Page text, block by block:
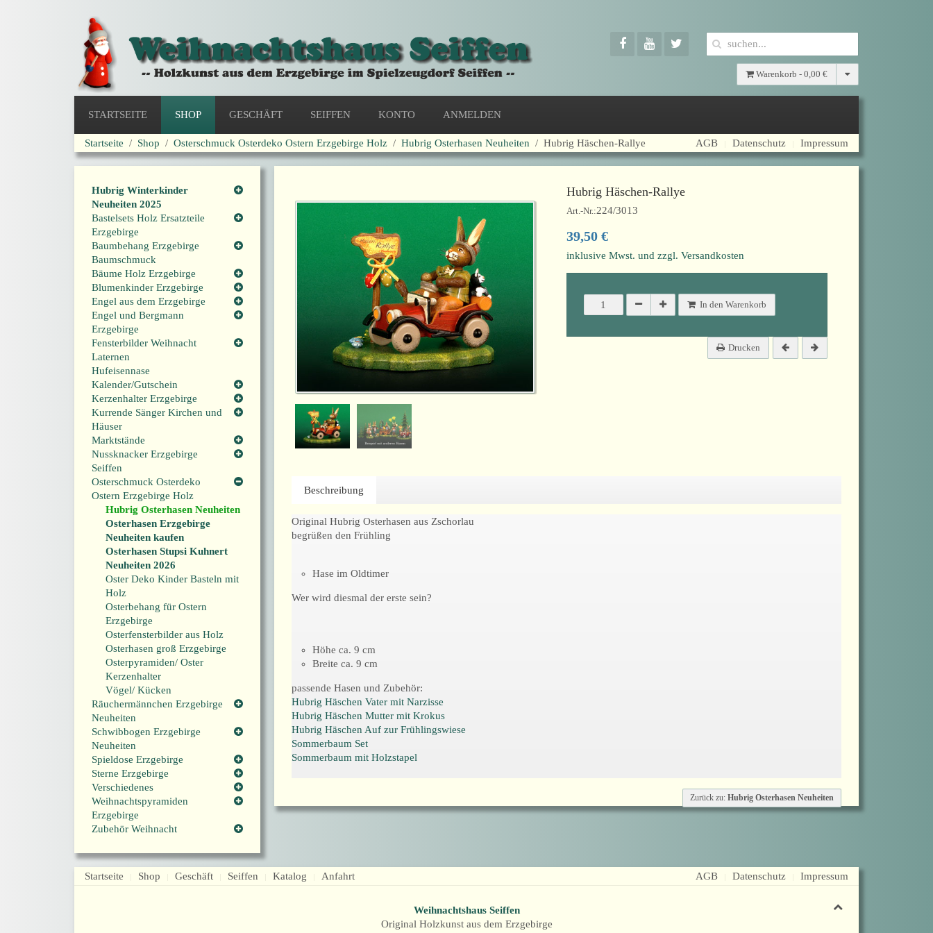
Warenkorb - 0,00 €
STARTSEITE SHOP GESCHÄFT SEIFFEN KONTO ANMELDEN
Startseite Shop Osterschmuck Osterdeko Ostern Erzgebirge Holz Hubrig Osterhasen Neuheiten Hubrig Häschen-Rallye AGB Datenschutz Impressum
Hubrig Häschen-Rallye
Art.-Nr.:224/3013
39,50 €
inklusive Mwst. und zzgl. Versandkosten
In den Warenkorb
Drucken
Beschreibung
Original Hubrig Osterhasen aus Zschorlau
begrüßen den Frühling
Hase im Oldtimer
Wer wird diesmal der erste sein?
Höhe ca. 9 cm
Breite ca. 9 cm
passende Hasen und Zubehör:
Hubrig Häschen Vater mit Narzisse
Hubrig Häschen Mutter mit Krokus
Hubrig Häschen Auf zur Frühlingswiese
Sommerbaum Set
Sommerbaum mit Holzstapel
Zurück zu: Hubrig Osterhasen Neuheiten
Hubrig Winterkinder
Neuheiten 2025
Bastelsets Holz Ersatzteile
Erzgebirge
Baumbehang Erzgebirge
Baumschmuck
Bäume Holz Erzgebirge
Blumenkinder Erzgebirge
Engel aus dem Erzgebirge
Engel und Bergmann
Erzgebirge
Fensterbilder Weihnacht
Laternen
Hufeisennase
Kalender/Gutschein
Kerzenhalter Erzgebirge
Kurrende Sänger Kirchen und
Häuser
Marktstände
Nussknacker Erzgebirge
Seiffen
Osterschmuck Osterdeko
Ostern Erzgebirge Holz
Hubrig Osterhasen Neuheiten
Osterhasen Erzgebirge
Neuheiten kaufen
Osterhasen Stupsi Kuhnert
Neuheiten 2026
Oster Deko Kinder Basteln mit
Holz
Osterbehang für Ostern
Erzgebirge
Osterfensterbilder aus Holz
Osterhasen groß Erzgebirge
Osterpyramiden/ Oster
Kerzenhalter
Vögel/ Kücken
Räuchermännchen Erzgebirge
Neuheiten
Schwibbogen Erzgebirge
Neuheiten
Spieldose Erzgebirge
Sterne Erzgebirge
Verschiedenes
Weihnachtspyramiden
Erzgebirge
Zubehör Weihnacht
Startseite Shop Geschäft Seiffen Katalog Anfahrt AGB Datenschutz Impressum
Weihnachtshaus Seiffen
Original Holzkunst aus dem Erzgebirge